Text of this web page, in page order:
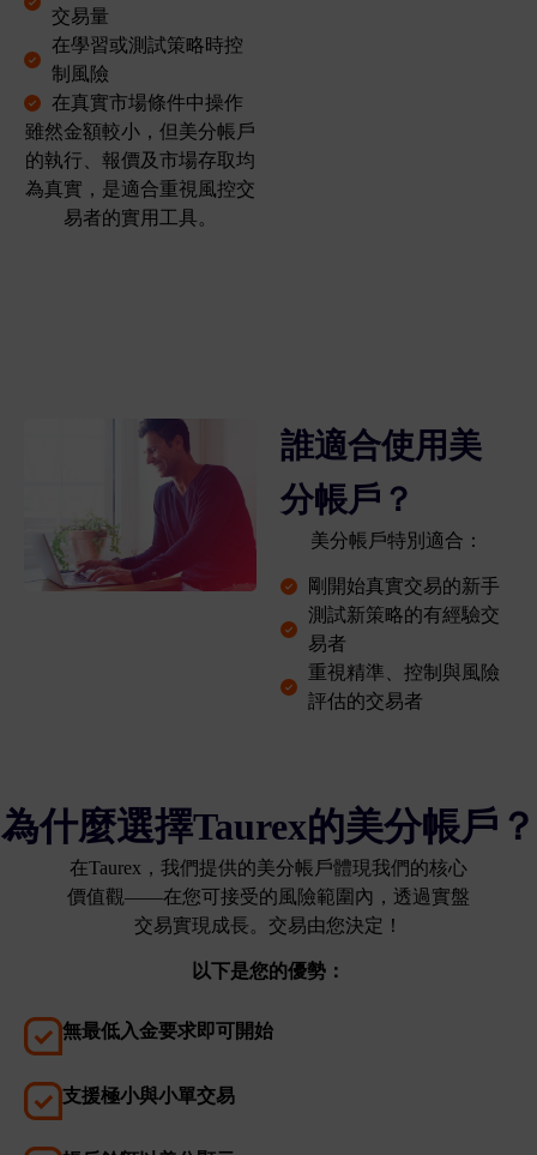
交易量
在學習或測試策略時控
制風險
在真實市場條件中操作
雖然金額較小，但美分帳戶
的執行、報價及市場存取均
為真實，是適合重視風控交
易者的實用工具。
誰適合使用美
分帳戶？
美分帳戶特別適合：
剛開始真實交易的新手
測試新策略的有經驗交
易者
重視精準、控制與風險
評估的交易者
為什麼選擇Taurex的美分帳戶？
在Taurex，我們提供的美分帳戶體現我們的核心
價值觀——在您可接受的風險範圍內，透過實盤
交易實現成長。交易由您決定！
以下是您的優勢：
無最低入金要求即可開始
支援極小與小單交易